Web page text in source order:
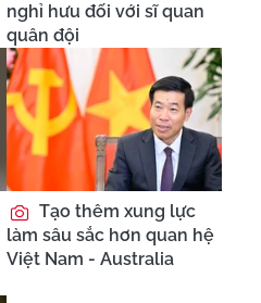
nghỉ hưu đối với sĩ quan
quân đội
Tạo thêm xung lực
làm sâu sắc hơn quan hệ
Việt Nam - Australia